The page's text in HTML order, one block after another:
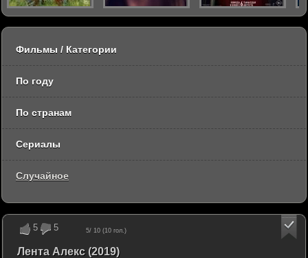
5 5 5/ 10 (10 гол.)
Лента Алекс (2019)
Фильмы / Категории
По году
По странам
Сериалы
Случайное